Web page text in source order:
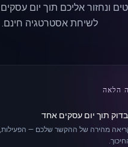
ונחזור אליכם תוך יום
לשיחת אסטרטגיה חינם.
הלאה
תוך יום עסקים אחד
מהירה של ההקשר שלכם — הפעילות,